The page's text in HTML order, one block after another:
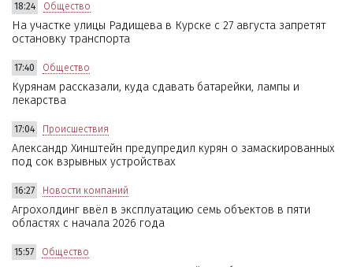
18:24 Общество
На участке улицы Радищева в Курске с 27 августа запретят
остановку транспорта
17:40 Общество
Курянам рассказали, куда сдавать батарейки, лампы и
лекарства
17:04 Происшествия
Александр Хинштейн предупредил курян о замаскированных
под сок взрывных устройствах
16:27 Новости компаний
Агрохолдинг ввёл в эксплуатацию семь объектов в пяти
областях с начала 2026 года
15:57 Общество